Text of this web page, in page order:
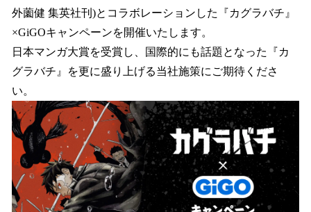
込
み
中
で
す
外薗健 集英社刊)とコラボレーションした『カグラバチ』
×GiGOキャンペーンを開催いたします。
日本マンガ大賞を受賞し、国際的にも話題となった『カ
グラバチ』を更に盛り上げる当社施策にご期待くださ
い。